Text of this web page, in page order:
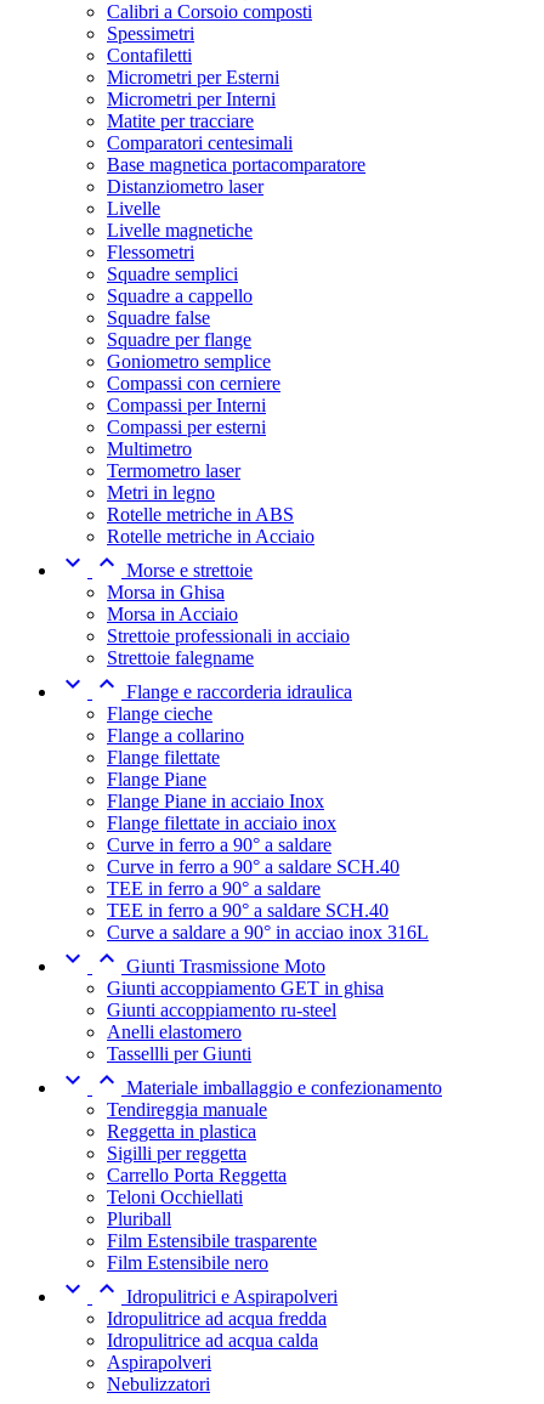
Calibri a Corsoio composti
Spessimetri
Contafiletti
Micrometri per Esterni
Micrometri per Interni
Matite per tracciare
Comparatori centesimali
Base magnetica portacomparatore
Distanziometro laser
Livelle
Livelle magnetiche
Flessometri
Squadre semplici
Squadre a cappello
Squadre false
Squadre per flange
Goniometro semplice
Compassi con cerniere
Compassi per Interni
Compassi per esterni
Multimetro
Termometro laser
Metri in legno
Rotelle metriche in ABS
Rotelle metriche in Acciaio
  Morse e strettoie
Morsa in Ghisa
Morsa in Acciaio
Strettoie professionali in acciaio
Strettoie falegname
  Flange e raccorderia idraulica
Flange cieche
Flange a collarino
Flange filettate
Flange Piane
Flange Piane in acciaio Inox
Flange filettate in acciaio inox
Curve in ferro a 90° a saldare
Curve in ferro a 90° a saldare SCH.40
TEE in ferro a 90° a saldare
TEE in ferro a 90° a saldare SCH.40
Curve a saldare a 90° in acciao inox 316L
  Giunti Trasmissione Moto
Giunti accoppiamento GET in ghisa
Giunti accoppiamento ru-steel
Anelli elastomero
Tassellli per Giunti
  Materiale imballaggio e confezionamento
Tendireggia manuale
Reggetta in plastica
Sigilli per reggetta
Carrello Porta Reggetta
Teloni Occhiellati
Pluriball
Film Estensibile trasparente
Film Estensibile nero
  Idropulitrici e Aspirapolveri
Idropulitrice ad acqua fredda
Idropulitrice ad acqua calda
Aspirapolveri
Nebulizzatori